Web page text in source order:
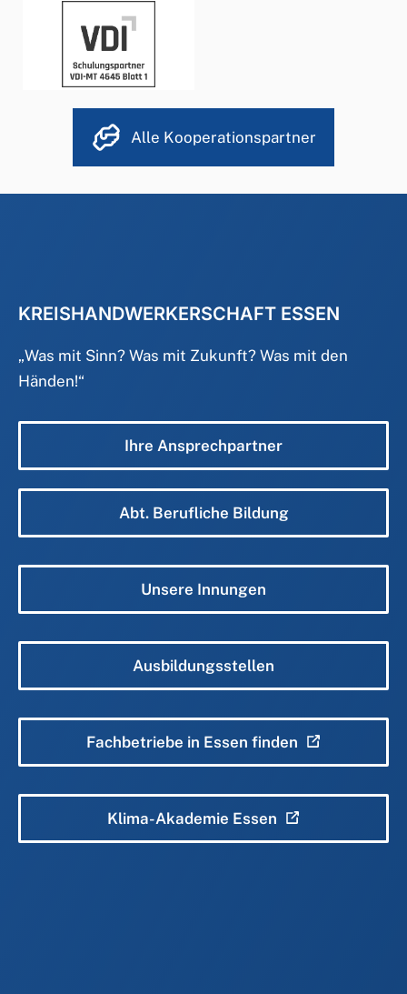
Alle Kooperationspartner
KREISHANDWERKERSCHAFT ESSEN
„Was mit Sinn? Was mit Zukunft? Was mit den
Händen!“
Ihre Ansprechpartner
Abt. Berufliche Bildung
Unsere Innungen
Ausbildungsstellen
Fachbetriebe in Essen finden
Klima-Akademie Essen